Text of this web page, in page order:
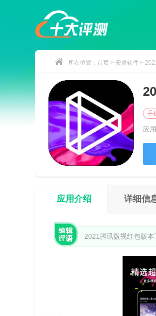
所在位置： 首页 > 安卓软件 >
手
应
应用介绍 详细信
2021腾讯微视红包版